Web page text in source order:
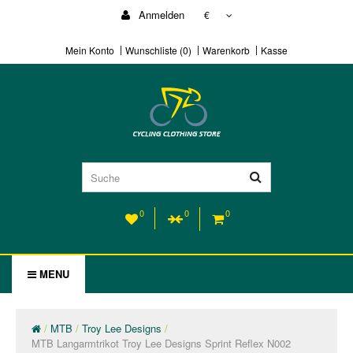
Anmelden €
Mein Konto Wunschliste (0) Warenkorb Kasse
0 0 0
MENU
MTB
Troy Lee Designs
MTB Langarmtrikot Troy Lee Designs Sprint Reflex N002